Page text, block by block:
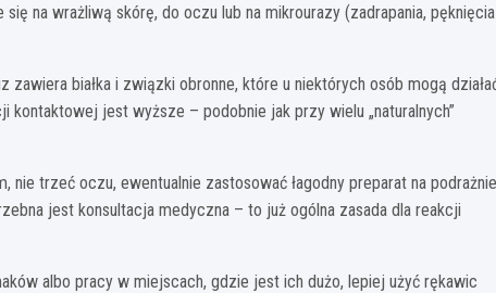
na wrażliwą skórę, do oczu lub na mikrourazy (zadrapania, pęknięcia
zawiera białka i związki obronne, które u niektórych osób mogą
kontaktowej jest wyższe – podobnie jak przy wielu „naturalnych”
nie trzeć oczu, ewentualnie zastosować łagodny preparat na
jest konsultacja medyczna – to już ogólna zasada dla reakcji
albo pracy w miejscach, gdzie jest ich dużo, lepiej użyć rękawic